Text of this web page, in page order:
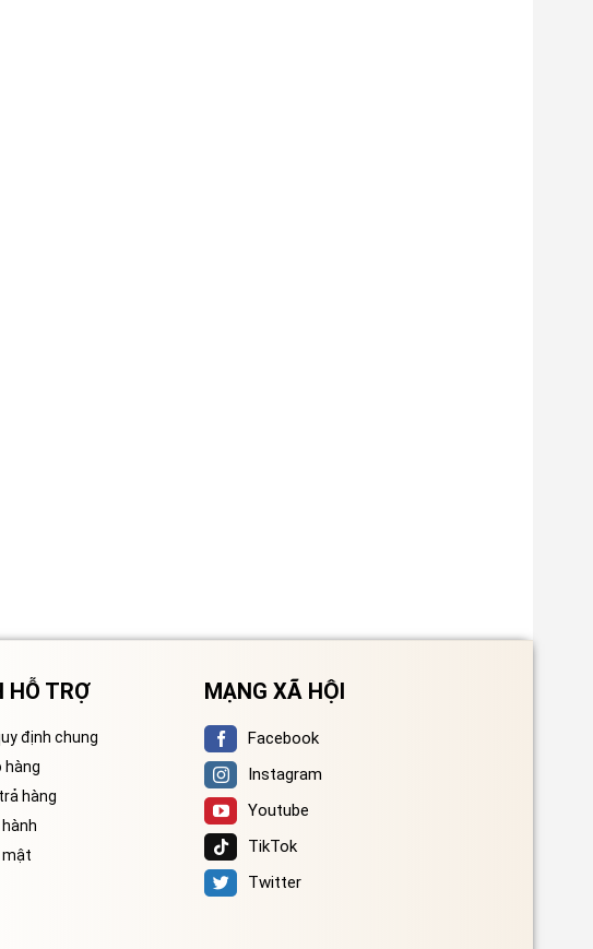
HỖ TRỢ
định chung
hàng
hàng
mật
MẠNG XÃ HỘI
Facebook
Instagram
Youtube
TikTok
Twitter